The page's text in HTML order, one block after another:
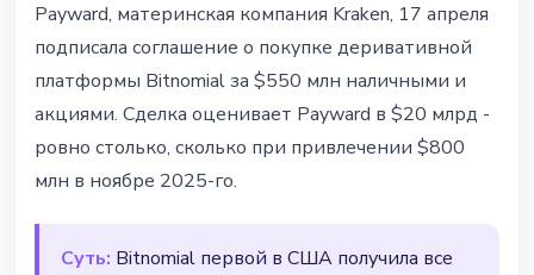
Kraken покупает Bitnomial за
$550 млн - полная лицензия CFTC
на деривативы в США
17 апреля 2026 г.2 мин чтения
Наталия Дорофеева
Payward, материнская компания Kraken, 17 апреля
подписала соглашение о покупке деривативной
платформы Bitnomial за $550 млн наличными и
акциями. Сделка оценивает Payward в $20 млрд -
ровно столько, сколько при привлечении $800
млн в ноябре 2025-го.
Суть: Bitnomial первой в США получила все